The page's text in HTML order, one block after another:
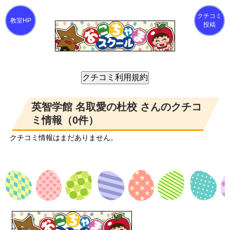
クチコミ
投稿
英智学館 名取愛の杜校 さんのクチコ
ミ情報（0件）
クチコミ情報はまだありません。